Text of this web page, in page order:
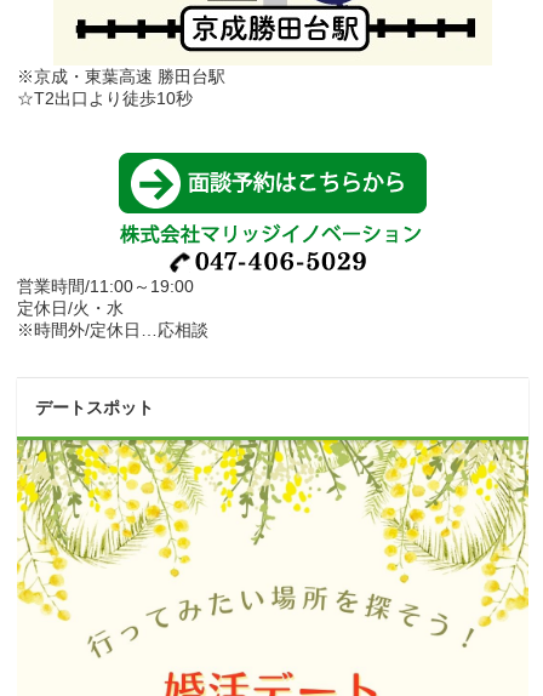
※京成・東葉高速 勝田台駅
☆T2出口より徒歩10秒
営業時間/11:00～19:00
定休日/火・水
※時間外/定休日…応相談
デートスポット